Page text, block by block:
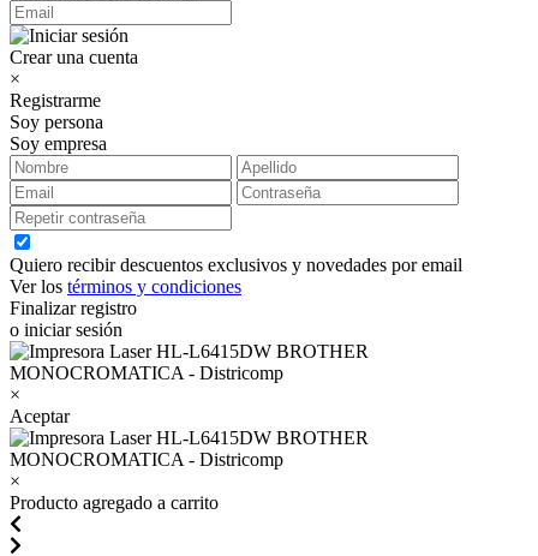
Crear una cuenta
×
Registrarme
Soy persona
Soy empresa
Quiero recibir descuentos exclusivos y novedades por email
Ver los términos y condiciones
Finalizar registro
o iniciar sesión
×
Aceptar
×
Producto agregado a carrito